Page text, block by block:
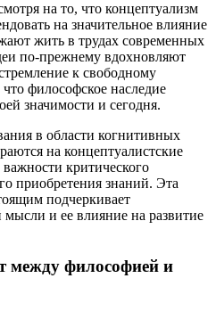
на то, что концептуализм
на значительное влияние
жить в трудах современных
по-прежнему вдохновляют
к свободному
философское наследие
значимости и сегодня.
в области когнитивных
на концептуалистские
критического
приобретения знаний. Эта
подчеркивает
и ее влияние на развитие
между философией и